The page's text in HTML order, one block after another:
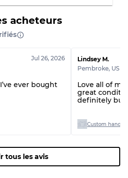
acheteurs
Jul 26, 2026
ever bought
Lindsey M.
Pembroke, US
Love all of
great
definitely buy
Custom
tous les avis